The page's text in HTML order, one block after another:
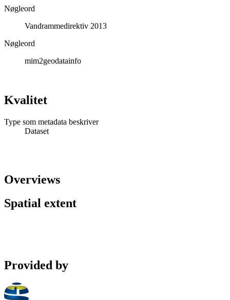
Nøgleord
Vandrammedirektiv 2013
Nøgleord
mim2geodatainfo
Kvalitet
Type som metadata beskriver
Dataset
Overviews
Spatial extent
Provided by